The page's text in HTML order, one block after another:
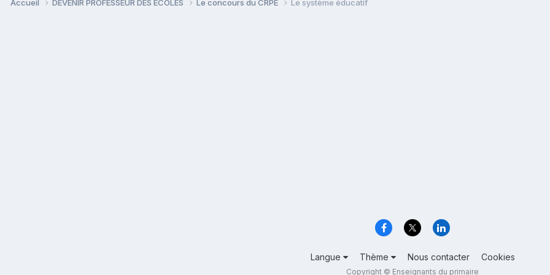
Accueil DEVENIR PROFESSEUR DES ECOLES Le concours du CRPE Le système éducatif
Langue Thème Nous contacter Cookies
Copyright © Enseignants du primaire